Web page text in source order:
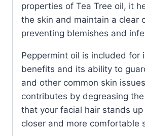
properties of Tea Tree oil, it
the skin and maintain a clear
preventing blemishes and
Peppermint oil is included for
benefits and its ability to
and other common skin
contributes by degreasing
that your facial hair stands
closer and more comfortable